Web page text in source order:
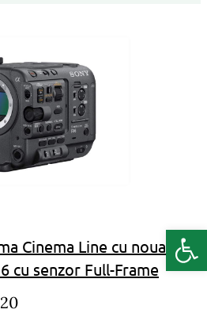
Cinema Line cu noua
cu senzor Full-Frame